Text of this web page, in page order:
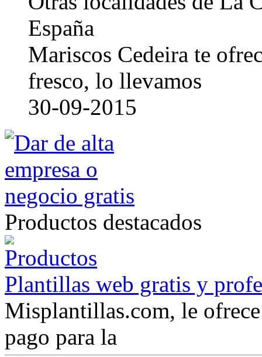
España
Mariscos Cedeira te
fresco, lo llevamos
30-09-2015
Productos destacados
Plantillas web gratis y
Misplantillas.com, le
pago para la